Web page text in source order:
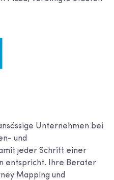
Unternehmen bei
und
jeder Schritt einer
entspricht. Ihre Berater
Mapping und